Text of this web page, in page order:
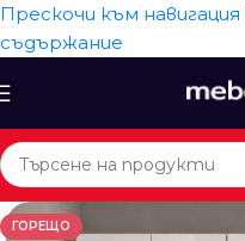
Прескочи към навигация
съдържание
ГОРЕЩО